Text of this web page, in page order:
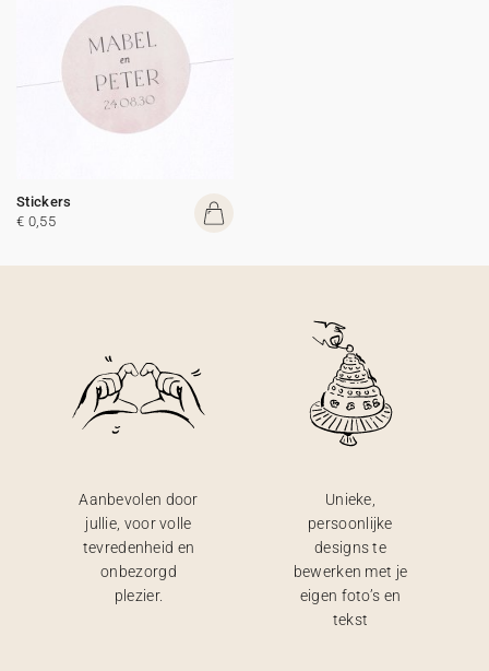
Stickers
€ 0,55
Aanbevolen door
jullie, voor volle
tevredenheid en
onbezorgd
plezier.
Unieke,
persoonlijke
designs te
bewerken met je
eigen foto’s en
tekst